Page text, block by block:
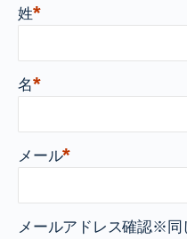
姓*
名*
メール*
メールアドレス確認※同